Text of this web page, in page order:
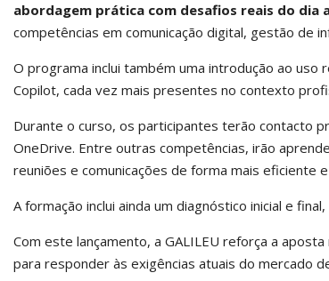
abordagem prática com desafios reais do dia
competências em comunicação digital, gestão de
O programa inclui também uma introdução ao
Copilot, cada vez mais presentes no contexto
Durante o curso, os participantes terão contacto
OneDrive. Entre outras competências, irão
reuniões e comunicações de forma mais eficiente
A formação inclui ainda um diagnóstico inicial e
Com este lançamento, a GALILEU reforça a
para responder às exigências atuais do mercado